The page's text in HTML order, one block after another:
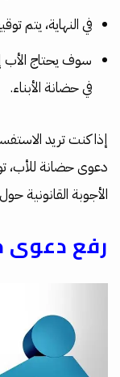
في النهاية، يتم
سوف يحتاج الأب
في حضانة الأبناء.
إذا كنت تريد
دعوى حضانة للأب،
الأجوبة القانونية
رفع دعوى